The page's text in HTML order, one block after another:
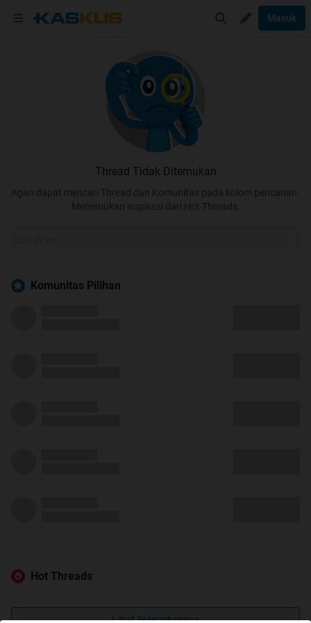
Masuk
Thread Tidak Ditemukan
Agan dapat mencari Thread dan Komunitas pada kolom pencarian.
Menemukan inspirasi dari Hot Threads.
Komunitas Pilihan
Hot Threads
Lihat Selengkapnya